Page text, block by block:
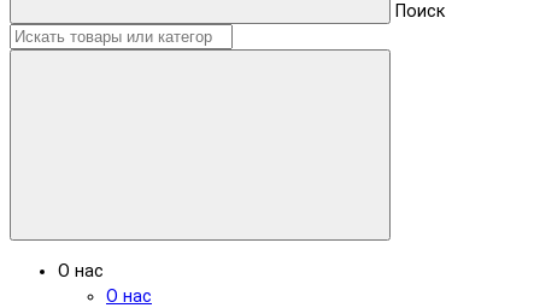
Поиск
О нас
О нас